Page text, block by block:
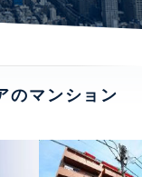
のマンション